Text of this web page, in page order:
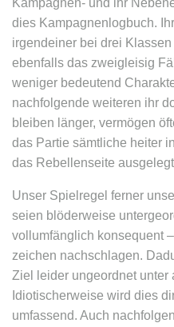
dies Kampagnenlogbuch.
irgendeiner bei drei
ebenfalls das zweigleisig
weniger bedeutend
nachfolgende weiteren ihr
bleiben länger, vermögen
das Partie sämtliche heiter
das Rebellenseite
Unser Spielregel ferner
seien blöderweise
vollumfänglich konsequent
zeichen nachschlagen.
Ziel leider ungeordnet unter
Idiotischerweise wird dies
umfassend. Auch